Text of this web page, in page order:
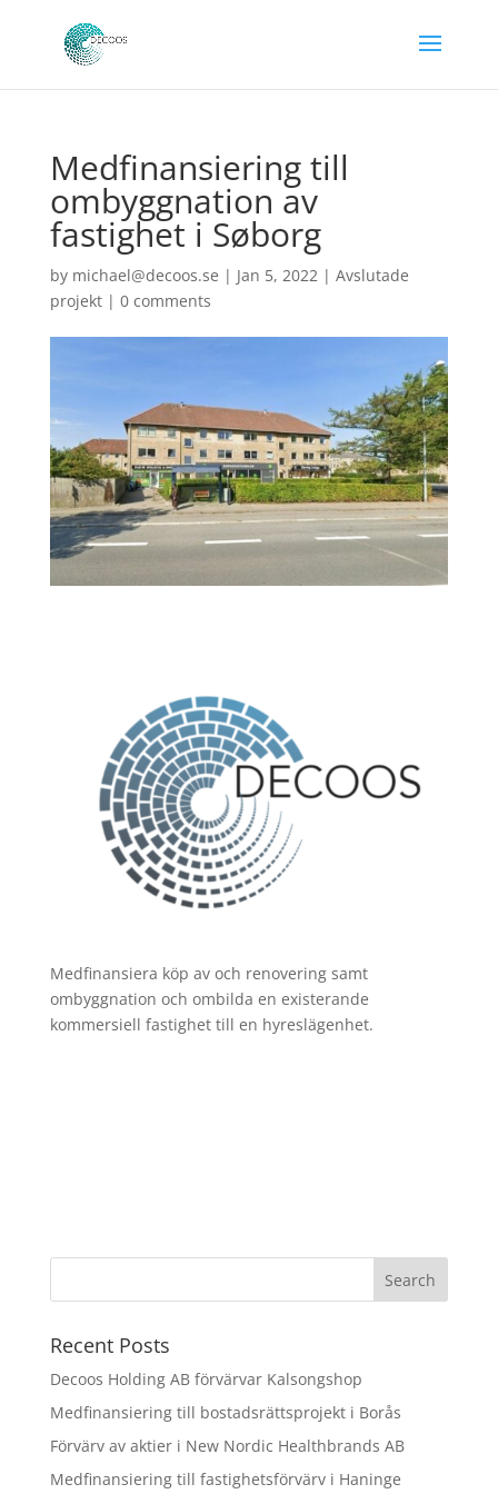
Medfinansiering till
ombyggnation av
fastighet i Søborg
by michael@decoos.se | Jan 5, 2022| Avslutade
projekt| 0 comments
Medfinansiera köp av och renovering samt
ombyggnation och ombilda en existerande
kommersiell fastighet till en hyreslägenhet.
Recent Posts
Decoos Holding AB förvärvar Kalsongshop
Medfinansiering till bostadsrättsprojekt i Borås
Förvärv av aktier i New Nordic Healthbrands AB
Medfinansiering till fastighetsförvärv i Haninge